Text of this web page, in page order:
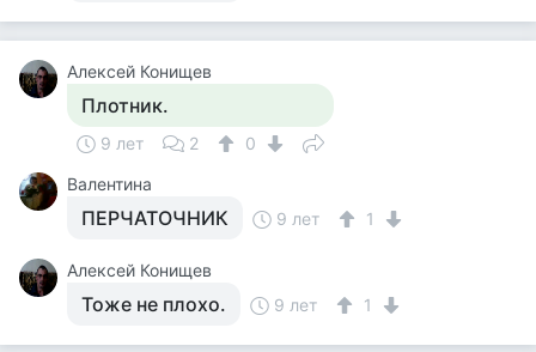
Алексей Конищев
Плотник.
9 лет 2
0
Валентина
ПЕРЧАТОЧНИК 9 лет 1
Алексей Конищев
Тоже не плохо. 9 лет 1